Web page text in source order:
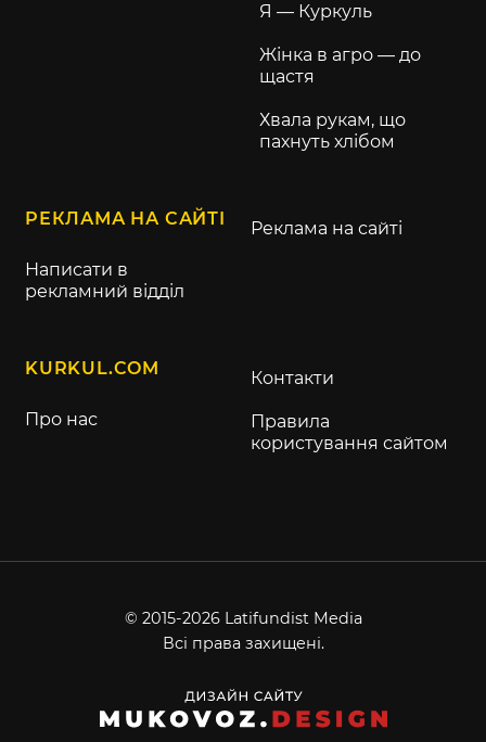
Я — Куркуль
Жінка в агро — до
щастя
Хвала рукам, що
пахнуть хлібом
РЕКЛАМА НА САЙТІ
Написати в
рекламний відділ
Реклама на сайті
KURKUL.COM
Про нас
Контакти
Правила
користування сайтом
© 2015-2026 Latifundist Media
Всі права захищені.